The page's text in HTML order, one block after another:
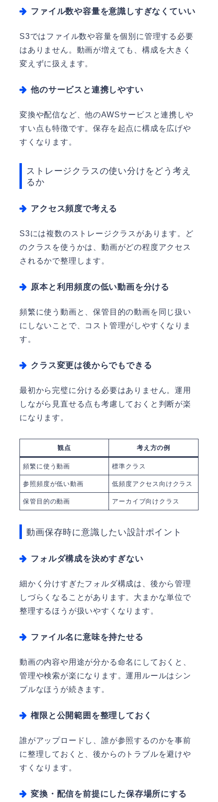
ファイル数や容量を意識しすぎなくていい
S3ではファイル数や容量を個別に管理する必要
はありません。動画が増えても、構成を大きく
変えずに扱えます。
他のサービスと連携しやすい
変換や配信など、他のAWSサービスと連携しや
すい点も特徴です。保存を起点に構成を広げや
すくなります。
ストレージクラスの使い分けをどう考え
るか
アクセス頻度で考える
S3には複数のストレージクラスがあります。ど
のクラスを使うかは、動画がどの程度アクセス
されるかで整理します。
原本と利用頻度の低い動画を分ける
頻繁に使う動画と、保管目的の動画を同じ扱い
にしないことで、コスト管理がしやすくなりま
す。
クラス変更は後からでもできる
最初から完璧に分ける必要はありません。運用
しながら見直せる点も考慮しておくと判断が楽
になります。
観点 考え方の例
頻繁に使う動画 標準クラス
参照頻度が低い動画 低頻度アクセス向けクラス
保管目的の動画 アーカイブ向けクラス
動画保存時に意識したい設計ポイント
フォルダ構成を決めすぎない
細かく分けすぎたフォルダ構成は、後から管理
しづらくなることがあります。大まかな単位で
整理するほうが扱いやすくなります。
ファイル名に意味を持たせる
動画の内容や用途が分かる命名にしておくと、
管理や検索が楽になります。運用ルールはシン
プルなほうが続きます。
権限と公開範囲を整理しておく
誰がアップロードし、誰が参照するのかを事前
に整理しておくと、後からのトラブルを避けや
すくなります。
変換・配信を前提にした保存場所にする